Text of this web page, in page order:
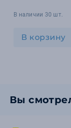
В наличии 30 шт.
В корзину
Вы